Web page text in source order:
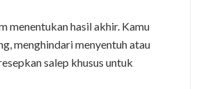
menentukan hasil akhir. Kamu
menghindari menyentuh atau
salep khusus untuk